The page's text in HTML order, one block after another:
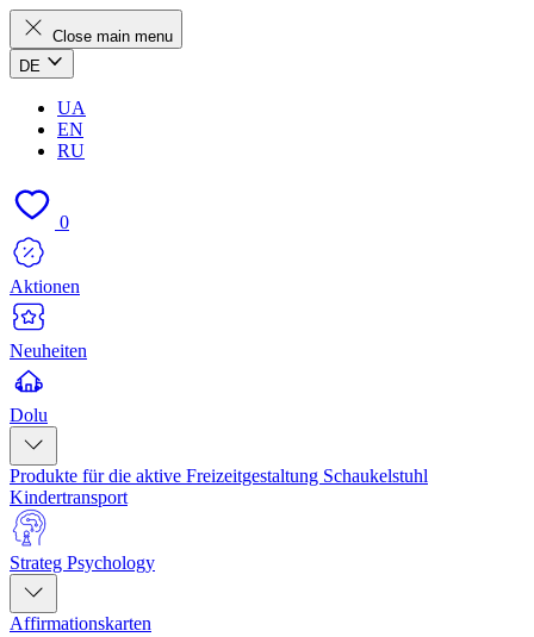
Close main menu
DE
UA
EN
RU
0
Aktionen
Neuheiten
Dolu
Produkte für die aktive Freizeitgestaltung Schaukelstuhl
Kindertransport
Strateg Psychology
Affirmationskarten